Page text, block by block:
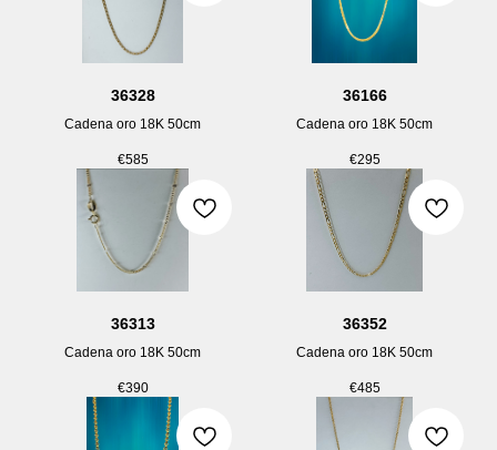
36328
Cadena oro 18K 50cm
€585
36166
Cadena oro 18K 50cm
€295
36313
Cadena oro 18K 50cm
€390
36352
Cadena oro 18K 50cm
€485